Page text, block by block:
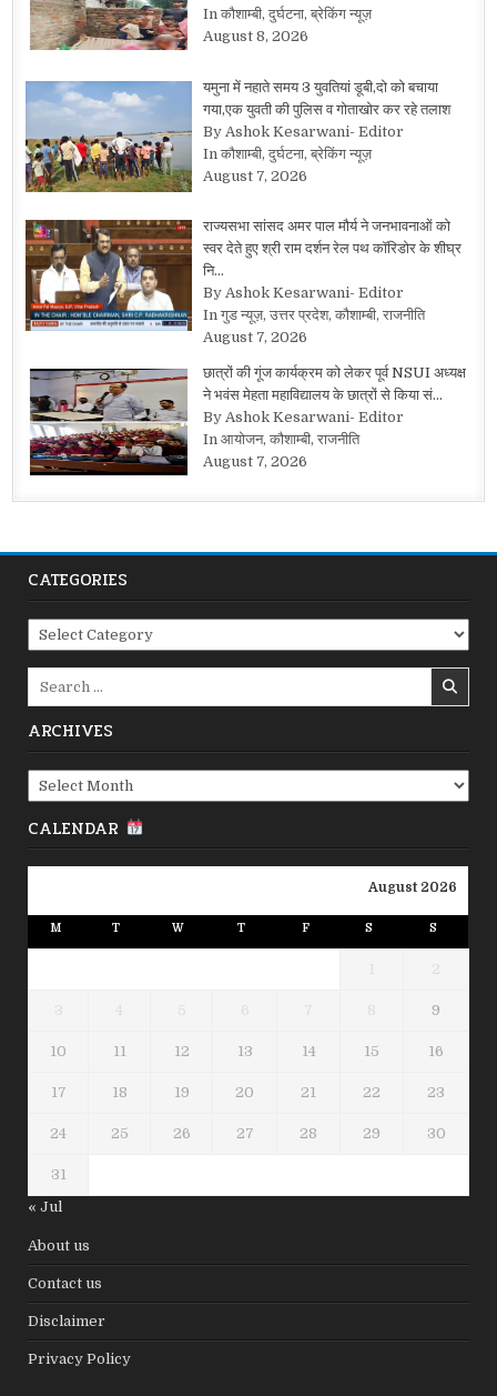
In कौशाम्बी, दुर्घटना, ब्रेकिंग न्यूज़
August 8, 2026
यमुना में नहाते समय 3 युवतियां डूबी,दो को बचाया
गया,एक युवती की पुलिस व गोताखोर कर रहे तलाश
By Ashok Kesarwani- Editor
In कौशाम्बी, दुर्घटना, ब्रेकिंग न्यूज़
August 7, 2026
राज्यसभा सांसद अमर पाल मौर्य ने जनभावनाओं को
स्वर देते हुए श्री राम दर्शन रेल पथ कॉरिडोर के शीघ्र
नि…
By Ashok Kesarwani- Editor
In गुड न्यूज़, उत्तर प्रदेश, कौशाम्बी, राजनीति
August 7, 2026
छात्रों की गूंज कार्यक्रम को लेकर पूर्व NSUI अध्यक्ष
ने भवंस मेहता महाविद्यालय के छात्रों से किया सं…
By Ashok Kesarwani- Editor
In आयोजन, कौशाम्बी, राजनीति
August 7, 2026
CATEGORIES
Categories
ARCHIVES
Archives
CALENDAR
August 2026
M T W T F S S
1 2
3 4 5 6 7 8 9
10 11 12 13 14 15 16
17 18 19 20 21 22 23
24 25 26 27 28 29 30
31
« Jul
About us
Contact us
Disclaimer
Privacy Policy